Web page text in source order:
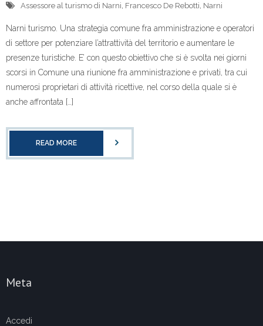
Assessore al turismo di Narni Francesco De Rebotti Narni
Narni turismo. Una strategia comune fra amministrazione e operatori
di settore per potenziare l’attrattività del territorio e aumentare le
presenze turistiche. E’ con questo obiettivo che si è svolta nei giorni
scorsi in Comune una riunione fra amministrazione e privati, tra cui
numerosi proprietari di attività ricettive, nel corso della quale si è
anche affrontata […]
READ MORE
Meta
Accedi